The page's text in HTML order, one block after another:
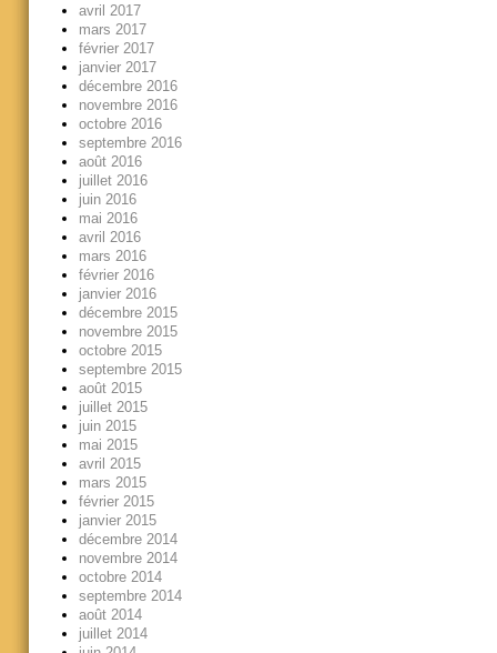
avril 2017
mars 2017
février 2017
janvier 2017
décembre 2016
novembre 2016
octobre 2016
septembre 2016
août 2016
juillet 2016
juin 2016
mai 2016
avril 2016
mars 2016
février 2016
janvier 2016
décembre 2015
novembre 2015
octobre 2015
septembre 2015
août 2015
juillet 2015
juin 2015
mai 2015
avril 2015
mars 2015
février 2015
janvier 2015
décembre 2014
novembre 2014
octobre 2014
septembre 2014
août 2014
juillet 2014